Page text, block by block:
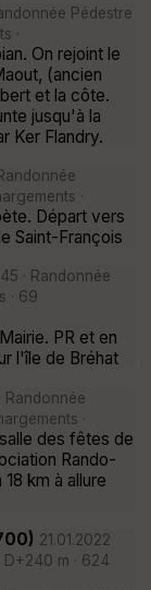
Pédestre
·
On rejoint le
(ancien
et la côte.
jusqu'à la
Ker Flandry.
·
Départ vers
Saint-François
· Randonnée
· 69
PR et en
l'île de Bréhat
Randonnée
·
des fêtes de
Rando-
km à allure
21.01.2022
D+240 m · 624